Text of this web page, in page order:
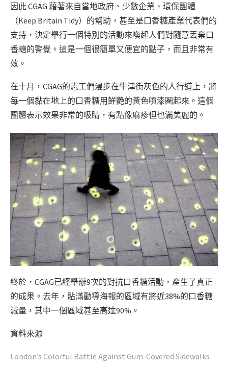
因此 CGAG 藉著來自當地政府、少數企業、環保團體
（Keep Britain Tidy）的幫助，甚至是口香糖產業代表們的
支持，決定舉行一個特別的活動來喚起人們對隨意丟棄口
香糖的警覺。這是一個很簡單又便宜的點子，而且非常有
效。
在十月，CGAG的志工們漫步在牛津街灰色的人行道上，將
每一個黏在地上的口香糖用鮮艷的黃色噴漆圈起來。這個
團體表示效果非常的吸睛，有點像麻疹但也滿美麗的。
終於，CGAG已經舉辦9次的對抗口香糖活動，產生了真正
的成果。去年，貼滿勸導海報的區域有將近38%的口香糖
減量，其中一個區域甚至高達90%。
資料來源
London’s Colorful Battle Against Gum-Covered Sidewalks